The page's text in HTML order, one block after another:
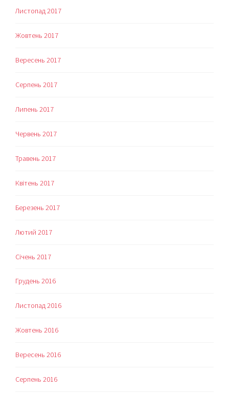
Листопад 2017
Жовтень 2017
Вересень 2017
Серпень 2017
Липень 2017
Червень 2017
Травень 2017
Квітень 2017
Березень 2017
Лютий 2017
Січень 2017
Грудень 2016
Листопад 2016
Жовтень 2016
Вересень 2016
Серпень 2016